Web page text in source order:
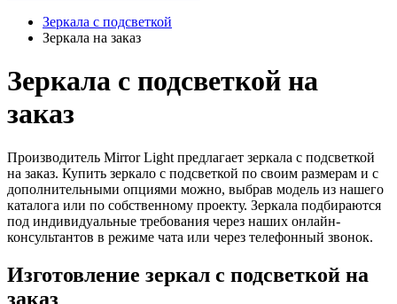
Зеркала с подсветкой
Зеркала на заказ
Зеркала с подсветкой на
заказ
Производитель Mirror Light предлагает зеркала с подсветкой
на заказ. Купить зеркало с подсветкой по своим размерам и с
дополнительными опциями можно, выбрав модель из нашего
каталога или по собственному проекту. Зеркала подбираются
под индивидуальные требования через наших онлайн-
консультантов в режиме чата или через телефонный звонок.
Изготовление зеркал с подсветкой на
заказ